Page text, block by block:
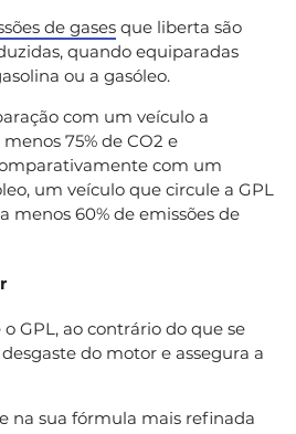
de gases que liberta são
quando equiparadas
ou a gasóleo.
com um veículo a
75% de CO2 e
com um
um veículo que circule a GPL
menos 60% de emissões de
GPL, ao contrário do que se
do motor e assegura a
na sua fórmula mais refinada